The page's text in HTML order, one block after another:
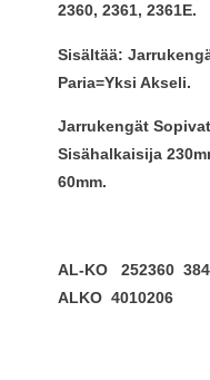
2360, 2361, 2361E.
Sisältää:
Paria=Yksi Akseli.
Jarrukengät
Sisähalkaisija
60mm.
AL-KO 252360
ALKO 4010206